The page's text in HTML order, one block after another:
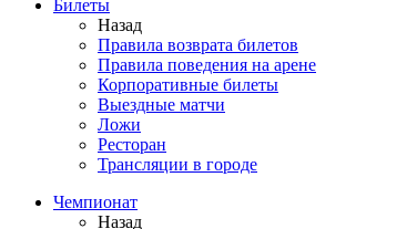
Билеты
Назад
Правила возврата билетов
Правила поведения на арене
Корпоративные билеты
Выездные матчи
Ложи
Ресторан
Трансляции в городе
Чемпионат
Назад